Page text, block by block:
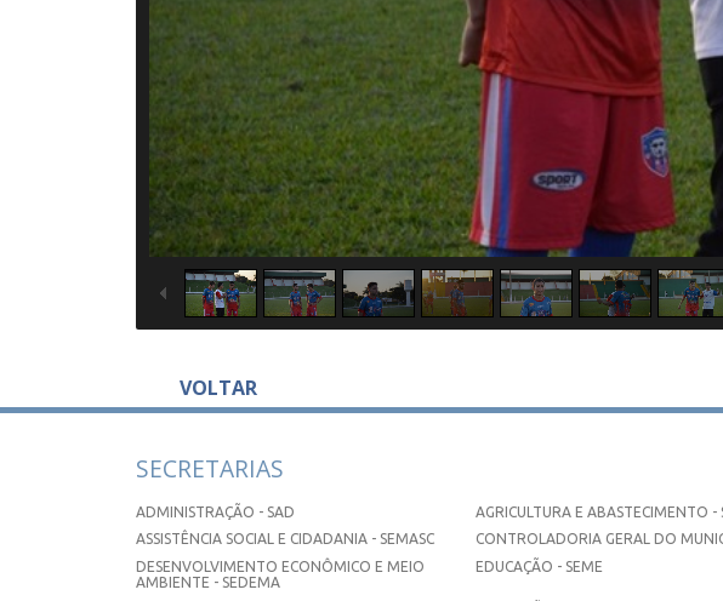
VOLTAR
SECRETARIAS
ADMINISTRAÇÃO - SAD
AGRICULTURA E ABASTECIMENTO -
ASSISTÊNCIA SOCIAL E CIDADANIA - SEMASC
CONTROLADORIA GERAL DO
DESENVOLVIMENTO ECONÔMICO E MEIO
AMBIENTE - SEDEMA
EDUCAÇÃO - SEME